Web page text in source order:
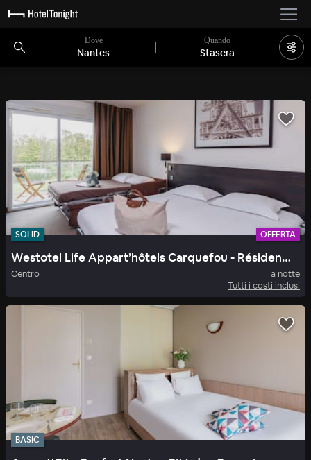
Dove
Nantes
Quando
Stasera
SOLID OFFERTA
Westotel Life Appart’hôtels Carquefou - Résidence 4*
Centro
a notte
Tutti i costi inclusi
BASIC